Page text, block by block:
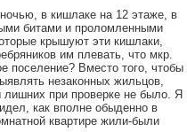
в кишлаке на 12 этаже, в
битами и проломленными
крышуют эти кишлаки,
им плевать, что мкр.
поселение? Вместо того, чтобы
незаконных жильцов,
при проверке не было. Я
как вполне обыденно в
квартире жили-были